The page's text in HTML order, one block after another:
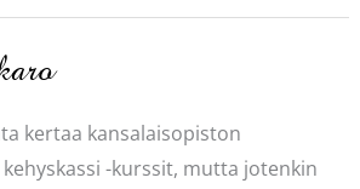
kertaa kansalaisopiston
-kurssit, mutta jotenkin